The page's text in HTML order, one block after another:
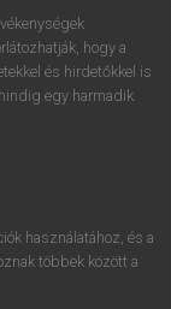
hogy a
és hirdetőkkel is
egy harmadik
használatához, és a
többek között a